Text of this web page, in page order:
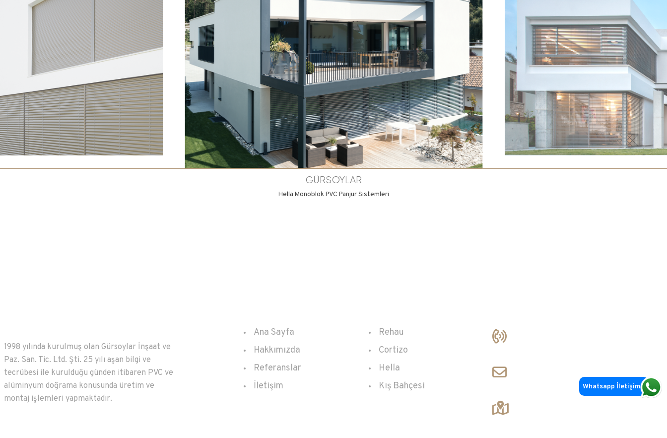
GÜRSOYLAR
Hella Monoblok PVC Panjur Sistemleri
1998 yılında kurulmuş olan Gürsoylar İnşaat ve
Paz. San. Tic. Ltd. Şti. 25 yılı aşan bilgi ve
tecrübesi ile kurulduğu günden itibaren PVC ve
alüminyum doğrama konusunda üretim ve
montaj işlemleri yapmaktadır.
Ana Sayfa
Hakkımızda
Referanslar
İletişim
Rehau
Cortizo
Hella
Kış Bahçesi
gursoy@rehaupencere.com
info@minimalseries.com
Balmumcu Mah. Barbaros Bulvarı No: 44/A
Beşiktaş / İstanbul
Whatsapp İletişim